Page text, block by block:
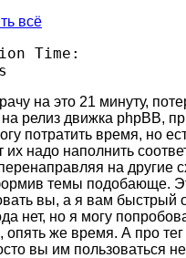
всё
Time:
на это 21 минуту,
релиз движка phpBB,
потратить время, но
их надо наполнить
на другие
темы подобающе.
вы, а я вам быстрый
нет, но я могу
опять же время. А про
вы им пользоваться